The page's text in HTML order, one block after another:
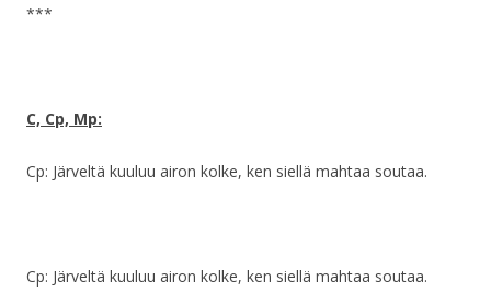
***
C, Cp, Mp:
Cp: Järveltä kuuluu airon kolke, ken siellä mahtaa soutaa.
Cp: Järveltä kuuluu airon kolke, ken siellä mahtaa soutaa.